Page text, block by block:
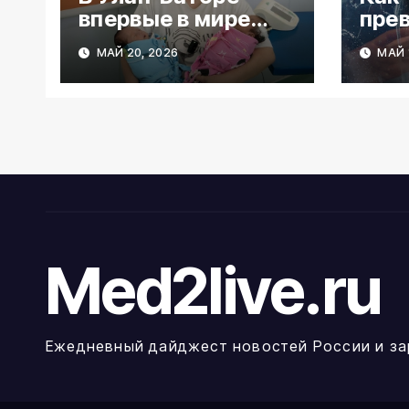
впервые в мире
применили ИИ для
обследования
младенцев на
МАЙ 20, 2026 МАЙ
Med2live.ru
Ежедневный дайджест новостей России и